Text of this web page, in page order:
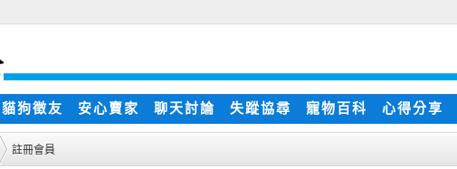
貓狗徵友 安心賣家 聊天討論 失蹤協尋 寵物百科 心得分享
註冊會員